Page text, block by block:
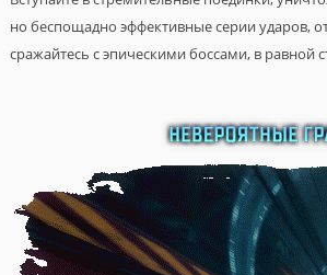
но беспощадно эффективные серии
сражайтесь с эпическими боссами, в равной